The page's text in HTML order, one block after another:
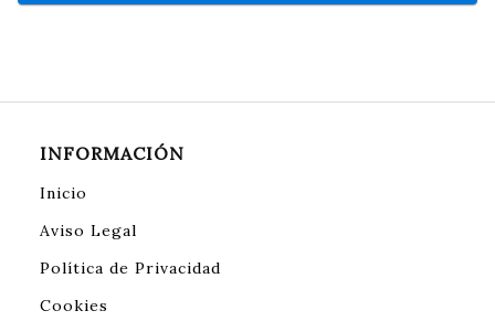
INFORMACIÓN
Inicio
Aviso Legal
Política de Privacidad
Cookies